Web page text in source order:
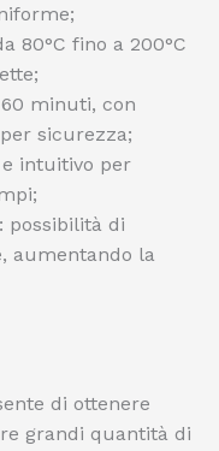
80°C fino a 200°C
minuti, con
sicurezza;
intuitivo per
: possibilità di
aumentando la
di ottenere
grandi quantità di